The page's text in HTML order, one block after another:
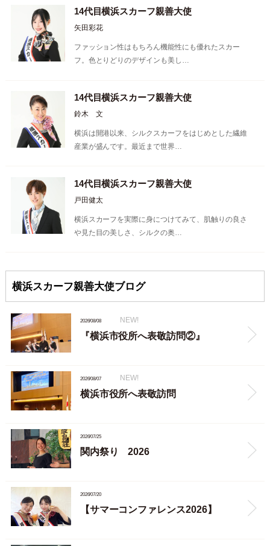
14代目横浜スカーフ親善大使
矢田彩花
ファッション性はもちろん機能性にも優れたスカー
フ。色とりどりのデザインも美し…
14代目横浜スカーフ親善大使
鈴木 文
横浜は開港以来、シルクスカーフをはじめとした繊維
産業が盛んです。最近まで世界…
14代目横浜スカーフ親善大使
戸田健太
横浜スカーフを実際に身につけてみて、肌触りの良さ
や見た目の美しさ、シルクの奥…
横浜スカーフ親善大使ブログ
2026/08/08 NEW!
『横浜市役所へ表敬訪問②』
2026/08/07 NEW!
横浜市役所へ表敬訪問
2026/07/25
関内祭り 2026
2026/07/20
【サマーコンファレンス2026】